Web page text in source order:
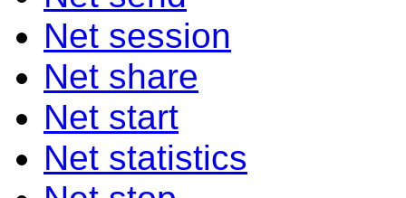
Net session
Net share
Net start
Net statistics